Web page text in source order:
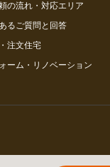
の流れ・対応エリア
るご質問と回答
注文住宅
ーム・リノベーション